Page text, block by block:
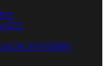
SYSTÉMY